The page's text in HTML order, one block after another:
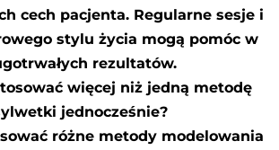
cech pacjenta. Regularne sesje i
stylu życia mogą pomóc w
rezultatów.
więcej niż jedną metodę
jednocześnie?
różne metody modelowania